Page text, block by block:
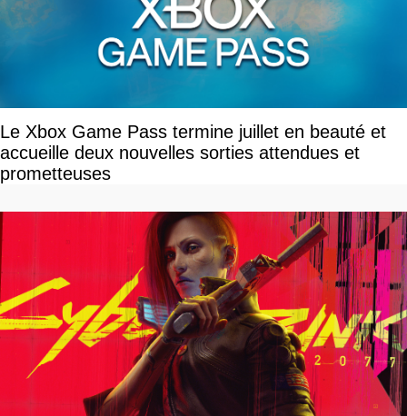
Le Xbox Game Pass termine juillet en beauté et
accueille deux nouvelles sorties attendues et
prometteuses